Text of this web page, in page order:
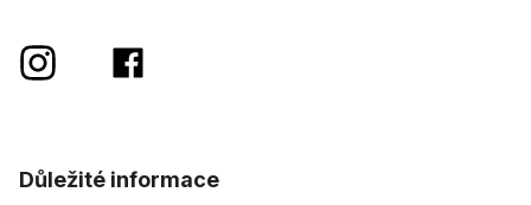
Důležité informace